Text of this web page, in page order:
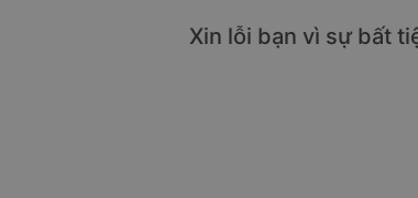
Xin lỗi bạn vì sự bất